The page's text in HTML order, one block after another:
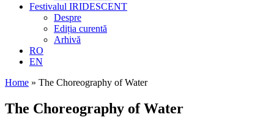
Festivalul IRIDESCENT
Despre
Ediția curentă
Arhivă
RO
EN
Home » The Choreography of Water
The Choreography of Water